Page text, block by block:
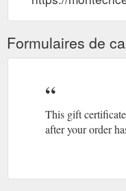
Formulaires de
This gift
after your order